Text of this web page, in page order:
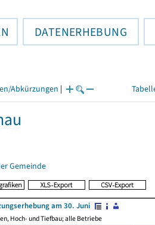
DATENERHEBUNG
Abkürzungen |
Gemeinde
am 30. Juni
Hoch- und Tiefbau; alle Betriebe